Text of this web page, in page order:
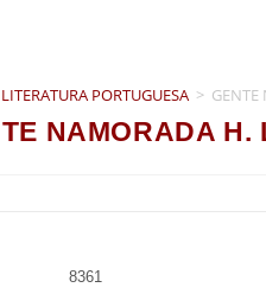
LITERATURA PORTUGUESA >
NAMORADA
8361